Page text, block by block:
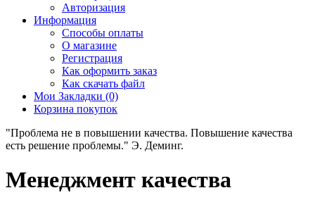
Авторизация
Информация
Способы оплаты
О магазине
Регистрация
Как оформить заказ
Как скачать файл
Мои Закладки (0)
Корзина покупок
"Проблема не в повышении качества. Повышение качества
есть решение проблемы." Э. Деминг.
Менеджмент качества